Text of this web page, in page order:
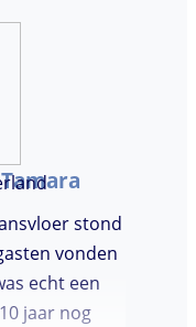
gedaan en
stond
vonden
echt een
jaar nog